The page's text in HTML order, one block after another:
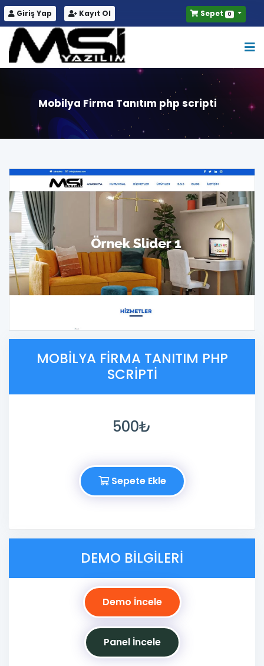
Giriş Yap Kayıt Ol Sepet 0
Mobilya Firma Tanıtım php scripti
MOBILYA FIRMA TANITIM PHP
SCRIPTI
500₺
Sepete Ekle
DEMO BILGILERI
Demo İncele
Panel İncele